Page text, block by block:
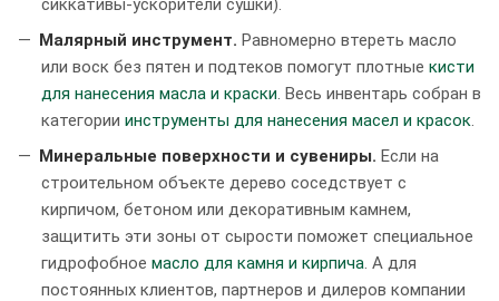
сиккативы-ускорители сушки).
Малярный инструмент. Равномерно втереть масло
или воск без пятен и подтеков помогут плотные кисти
для нанесения масла и краски. Весь инвентарь собран в
категории инструменты для нанесения масел и красок.
Минеральные поверхности и сувениры. Если на
строительном объекте дерево соседствует с
кирпичом, бетоном или декоративным камнем,
защитить эти зоны от сырости поможет специальное
гидрофобное масло для камня и кирпича. А для
постоянных клиентов, партнеров и дилеров компании